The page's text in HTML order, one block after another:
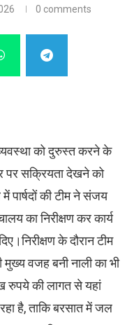
0 comments
को दुरुस्त करने के
पर सक्रियता देखने को
पार्षदों की टीम ने संजय
का निरीक्षण कर कार्य
के दौरान टीम
वजह बनी नाली का भी
रुपये की लागत से यहां
रहा है, ताकि बरसात में जल